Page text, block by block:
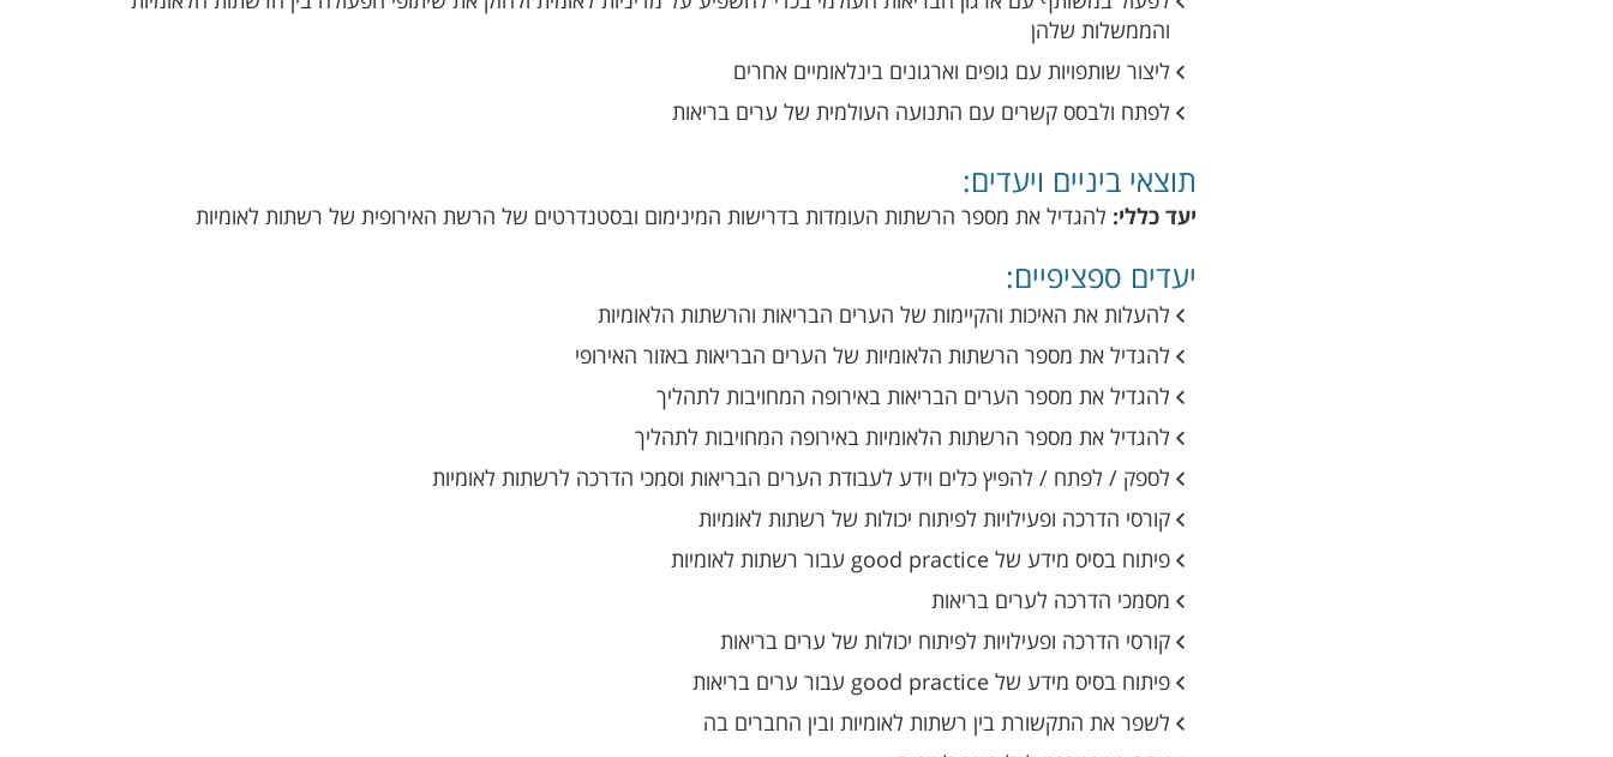
והממשלות שלהן
ליצור שותפויות עם גופים וארגונים בינלאומיים אחרים
לפתח ולבסס קשרים עם התנועה העולמית של ערים בריאות
תוצאי ביניים ויעדים:
יעד כללי: להגדיל את מספר הרשתות העומדות בדרישות המינימום ובסטנדרטים של הרשת האירופית של רשתות לאומיות
יעדים ספציפיים:
להעלות את האיכות והקיימות של הערים הבריאות והרשתות הלאומיות
להגדיל את מספר הרשתות הלאומיות של הערים הבריאות באזור האירופי
להגדיל את מספר הערים הבריאות באירופה המחויבות לתהליך
להגדיל את מספר הרשתות הלאומיות באירופה המחויבות לתהליך
לספק / לפתח / להפיץ כלים וידע לעבודת הערים הבריאות וסמכי הדרכה לרשתות לאומיות
קורסי הדרכה ופעילויות לפיתוח יכולות של רשתות לאומיות
פיתוח בסיס מידע של good practice עבור רשתות לאומיות
מסמכי הדרכה לערים בריאות
קורסי הדרכה ופעילויות לפיתוח יכולות של ערים בריאות
פיתוח בסיס מידע של good practice עבור ערים בריאות
לשפר את התקשורת בין רשתות לאומיות ובין החברים בה